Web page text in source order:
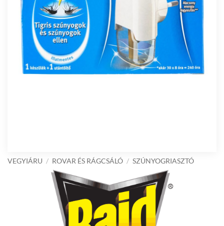
VEGYIÁRU / ROVAR ÉS RÁGCSÁLÓ / SZÚNYOGRIASZTÓ